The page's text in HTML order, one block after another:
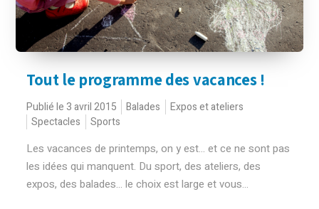
Tout le programme des vacances !
Publié le 3 avril 2015 Balades
Expos et ateliers
Spectacles
Sports
Les vacances de printemps, on y est... et ce ne sont pas
les idées qui manquent. Du sport, des ateliers, des
expos, des balades… le choix est large et vous...